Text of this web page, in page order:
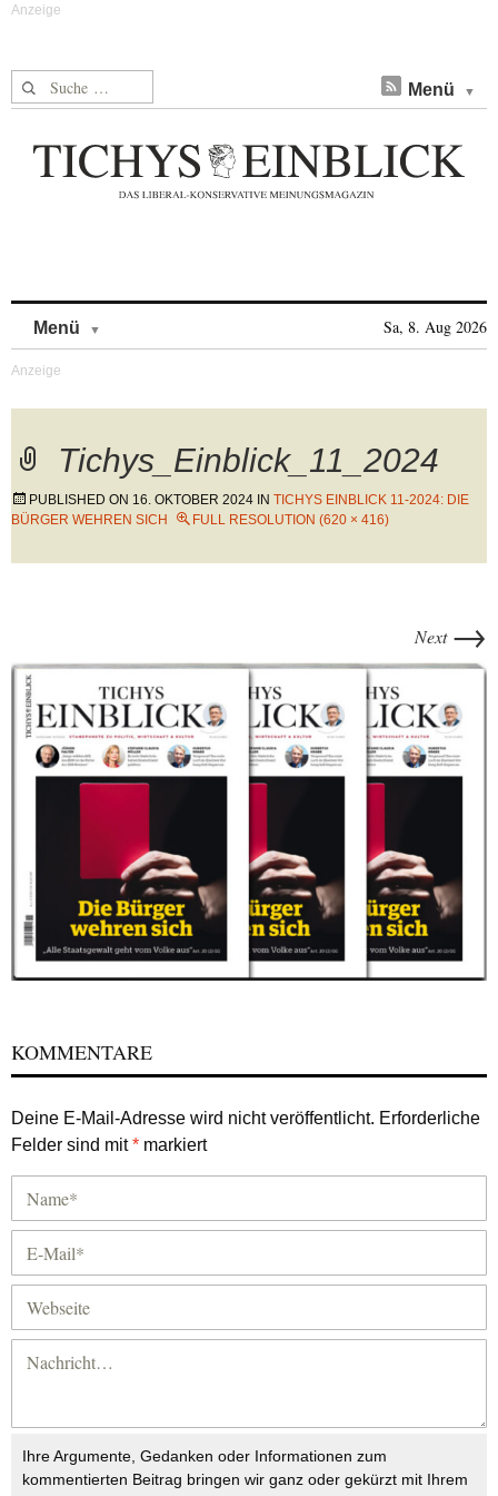
Suche nach: Menü
Menü Sa, 8. Aug 2026
Tichys_Einblick_11_2024
PUBLISHED ON 16. OKTOBER 2024 IN TICHYS EINBLICK 11-2024: DIE
BÜRGER WEHREN SICH
FULL RESOLUTION (620 × 416)
Next →
KOMMENTARE
Deine E-Mail-Adresse wird nicht veröffentlicht. Erforderliche
Felder sind mit* markiert
Ihre Argumente, Gedanken oder Informationen zum
kommentierten Beitrag bringen wir ganz oder gekürzt mit Ihrem